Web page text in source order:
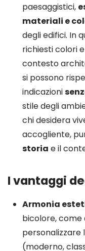
paesaggistici,
materiali e
degli edifici. In
richiesti colori
contesto
si possono
indicazioni
stile degli
chi desidera
accogliente,
storia e il
I vantaggi
Armonia
bicolore, come
personalizzare
(moderno,